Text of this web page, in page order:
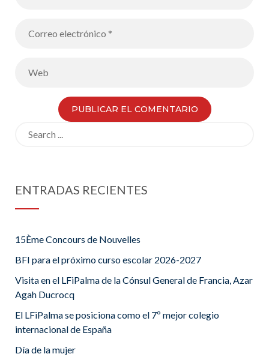
ENTRADAS RECIENTES
15Ème Concours de Nouvelles
BFI para el próximo curso escolar 2026-2027
Visita en el LFiPalma de la Cónsul General de Francia, Azar
Agah Ducrocq
El LFiPalma se posiciona como el 7º mejor colegio
internacional de España
Día de la mujer